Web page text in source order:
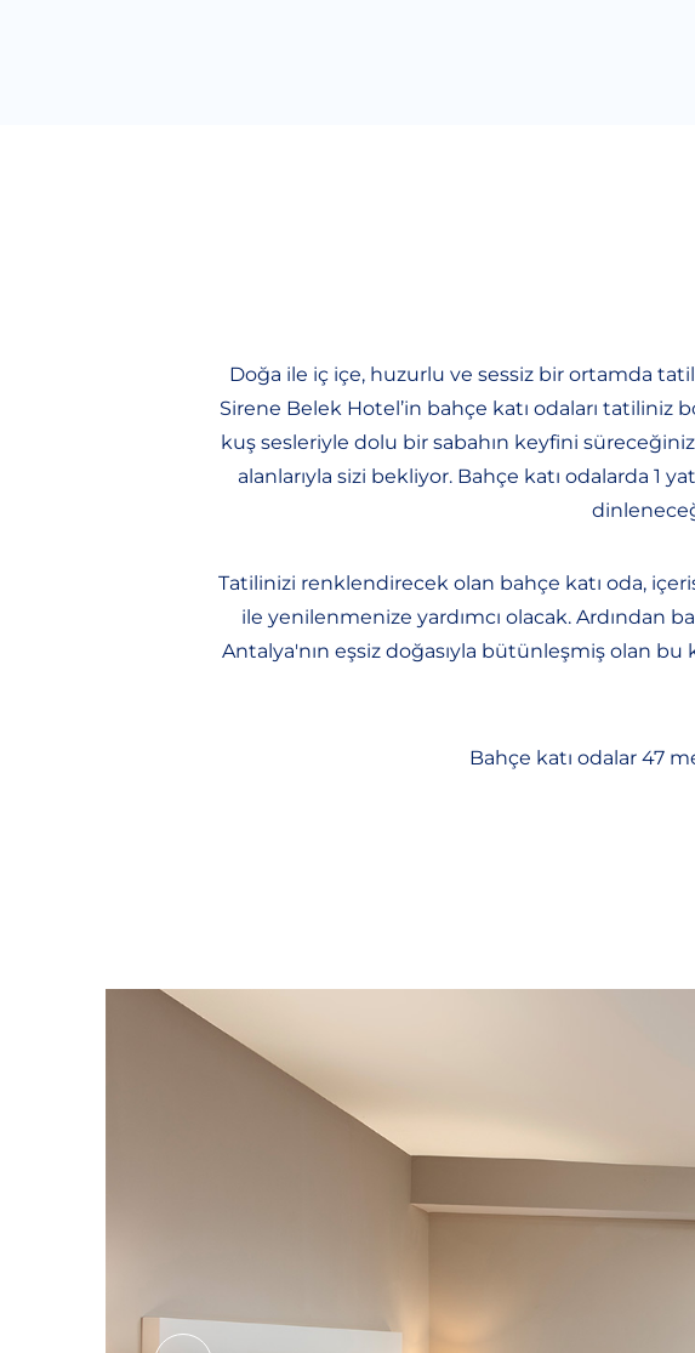
Doğa ile iç içe, huzurlu ve sessiz bir ortamda
Sirene Belek Hotel’in bahçe katı odaları tatiliniz
kuş sesleriyle dolu bir sabahın keyfini
alanlarıyla sizi bekliyor. Bahçe katı odalarda 1
Tatilinizi renklendirecek olan bahçe katı oda,
ile yenilenmenize yardımcı olacak. Ardından
Antalya'nın eşsiz doğasıyla bütünleşmiş olan bu
Bahçe katı odalar 47